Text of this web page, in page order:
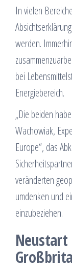
In vielen
werden.
bei
Energiebereich.
„Die beiden
Wachowiak,
Europe“, das
veränderten
umdenken und
einzubeziehen.
Neustart